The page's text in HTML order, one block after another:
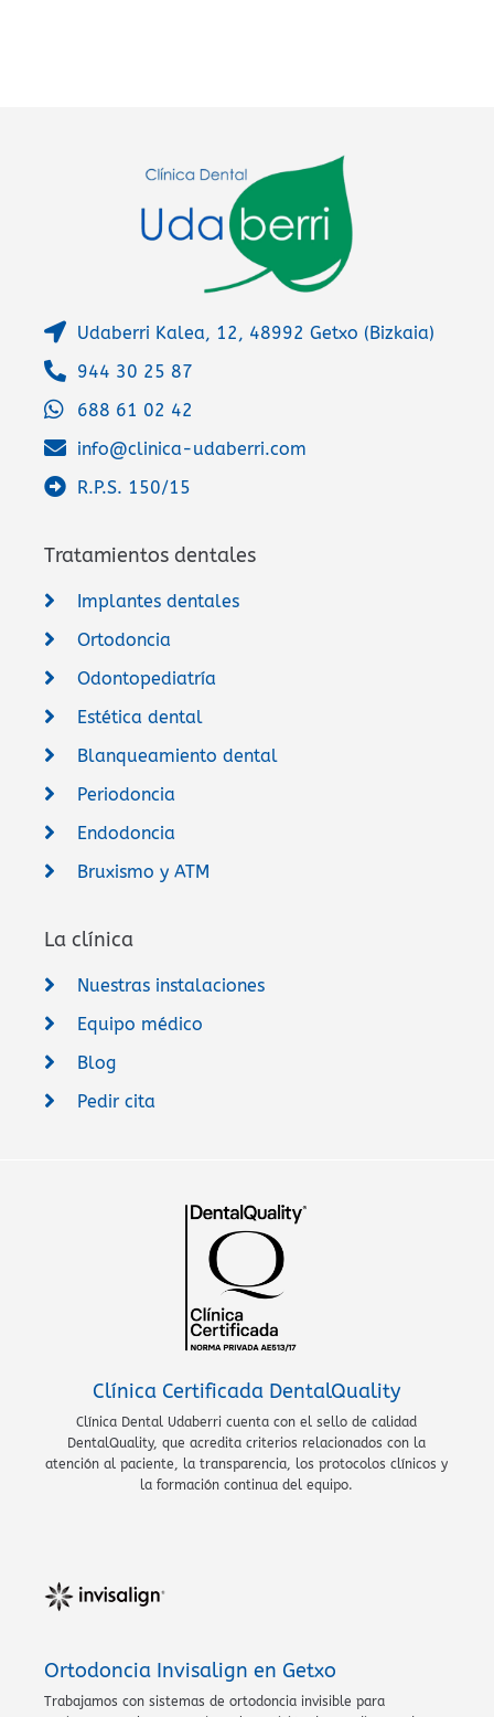
Udaberri Kalea, 12, 48992 Getxo (Bizkaia)
944 30 25 87
688 61 02 42
info@clinica-udaberri.com
R.P.S. 150/15
Tratamientos dentales
Implantes dentales
Ortodoncia
Odontopediatría
Estética dental
Blanqueamiento dental
Periodoncia
Endodoncia
Bruxismo y ATM
La clínica
Nuestras instalaciones
Equipo médico
Blog
Pedir cita
Clínica Certificada DentalQuality
Clínica Dental Udaberri cuenta con el sello de calidad
DentalQuality, que acredita criterios relacionados con la
atención al paciente, la transparencia, los protocolos clínicos y
la formación continua del equipo.
Ortodoncia Invisalign en Getxo
Trabajamos con sistemas de ortodoncia invisible para